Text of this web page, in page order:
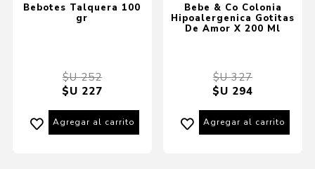
Bebotes Talquera 100
gr
$U 252
$U 227
Agregar al carrito
Bebe & Co Colonia
Hipoalergenica Gotitas
De Amor X 200 Ml
$U 327
$U 294
Agregar al carrito